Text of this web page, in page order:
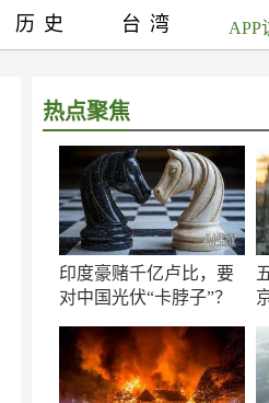
热点聚焦
印度豪赌千亿卢比，要
对中国光伏“卡脖子”？
历史 台湾 APP